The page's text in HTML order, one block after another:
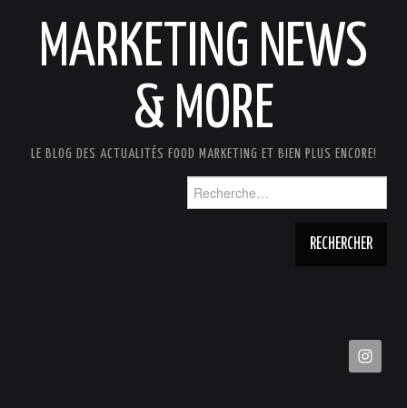
MARKETING NEWS
& MORE
LE BLOG DES ACTUALITÉS FOOD MARKETING ET BIEN PLUS ENCORE!